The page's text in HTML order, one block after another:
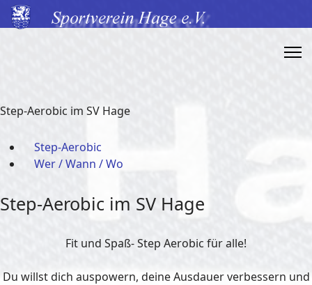
Step-Aerobic im SV Hage
Step-Aerobic
Wer / Wann / Wo
Step-Aerobic im SV Hage
Fit und Spaß- Step Aerobic für alle!
Du willst dich auspowern, deine Ausdauer verbessern und